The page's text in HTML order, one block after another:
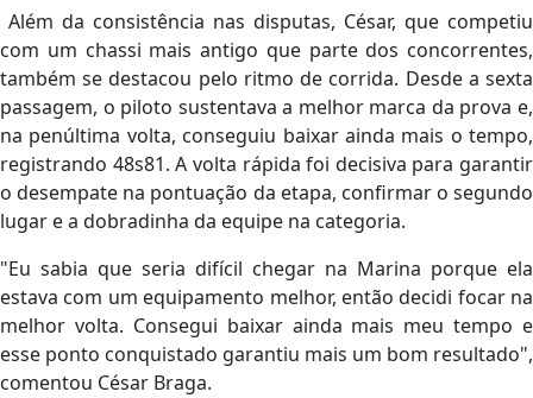
Além da consistência nas disputas, César, que competiu
com um chassi mais antigo que parte dos concorrentes,
também se destacou pelo ritmo de corrida. Desde a sexta
passagem, o piloto sustentava a melhor marca da prova e,
na penúltima volta, conseguiu baixar ainda mais o tempo,
registrando 48s81. A volta rápida foi decisiva para garantir
o desempate na pontuação da etapa, confirmar o segundo
lugar e a dobradinha da equipe na categoria.
"Eu sabia que seria difícil chegar na Marina porque ela
estava com um equipamento melhor, então decidi focar na
melhor volta. Consegui baixar ainda mais meu tempo e
esse ponto conquistado garantiu mais um bom resultado",
comentou César Braga.